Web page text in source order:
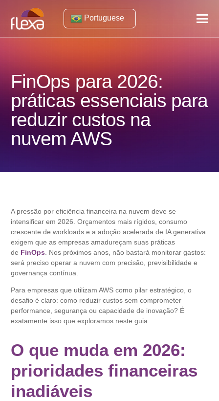
Portuguese
FinOps para 2026:
práticas essenciais para
reduzir custos na
nuvem AWS
A pressão por eficiência financeira na nuvem deve se
intensificar em 2026. Orçamentos mais rígidos, consumo
crescente de workloads e a adoção acelerada de IA generativa
exigem que as empresas amadureçam suas práticas
de FinOps . Nos próximos anos, não bastará monitorar gastos:
será preciso operar a nuvem com precisão, previsibilidade e
governança contínua.
Para empresas que utilizam AWS como pilar estratégico, o
desafio é claro: como reduzir custos sem comprometer
performance, segurança ou capacidade de inovação? É
exatamente isso que exploramos neste guia.
O que muda em 2026:
prioridades financeiras
inadiáveis